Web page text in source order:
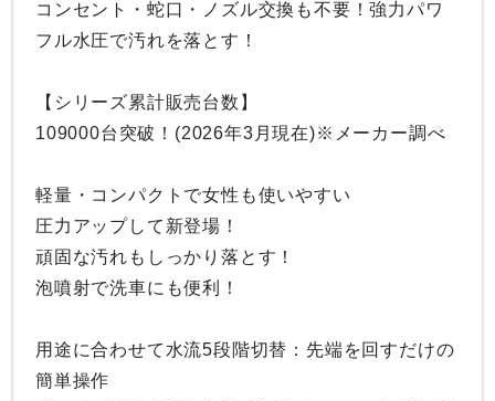
コンセント・蛇口・ノズル交換も不要！強力パワ
フル水圧で汚れを落とす！
【シリーズ累計販売台数】
109000台突破！(2026年3月現在)※メーカー調べ
軽量・コンパクトで女性も使いやすい
圧力アップして新登場！
頑固な汚れもしっかり落とす！
泡噴射で洗車にも便利！
用途に合わせて水流5段階切替：先端を回すだけの
簡単操作